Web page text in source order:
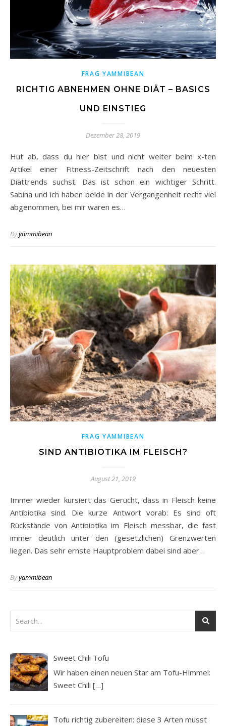
FRAG YAMMIBEAN
RICHTIG ABNEHMEN OHNE DIÄT – BASICS
UND EINSTIEG
Dezember 28, 2019
Hut ab, dass du hier bist und nicht weiter beim x-ten
Artikel einer Fitness-Zeitschrift nach den neuesten
Diättrends suchst. Das ist schon ein wichtiger Schritt.
Sabina und ich haben beide in der Vergangenheit recht viel
abgenommen, bei mir waren es…
Byyammibean
FRAG YAMMIBEAN
SIND ANTIBIOTIKA IM FLEISCH?
August 21, 2019
Immer wieder kursiert das Gerücht, dass in Fleisch keine
Antibiotika sind. Die kurze Antwort vorab: Es sind oft
Rückstände von Antibiotika im Fleisch messbar, die fast
immer deutlich unter den (gesetzlichen) Grenzwerten
liegen. Das sehr ernste Hauptproblem dabei sind aber…
Byyammibean
Sweet Chili Tofu
Wir haben einen neuen Star am Tofu-Himmel:
Sweet Chili[…]
Tofu richtig zubereiten: diese 3 Arten musst